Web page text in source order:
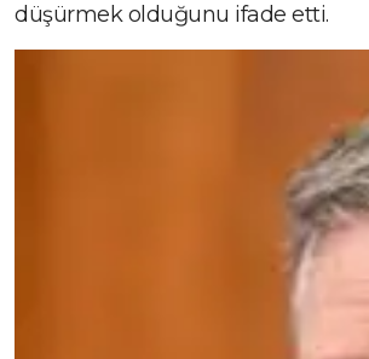
düşürmek olduğunu ifade etti.